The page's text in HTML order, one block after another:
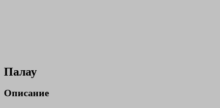
Палау
Описание